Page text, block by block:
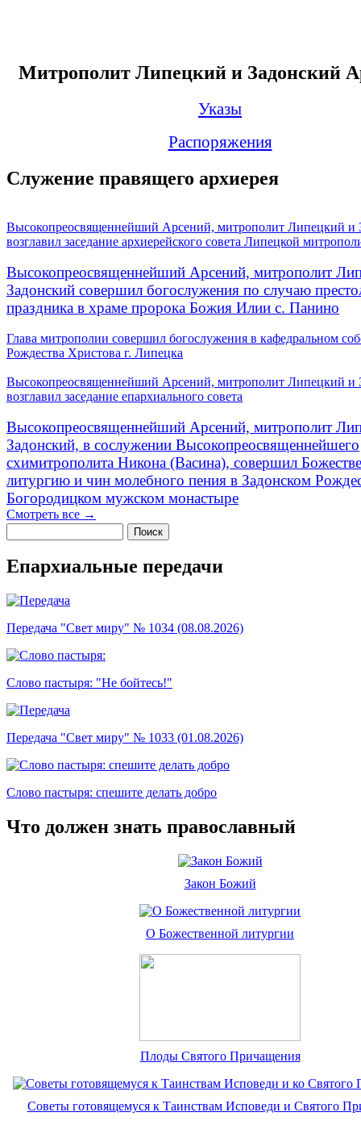
Митрополит Липецкий и Задонский
Указы
Распоряжения
Служение правящего архиерея
Высокопреосвященнейший Арсений, митрополит Липецкий и
возглавил заседание архиерейского совета Липецкой
Высокопреосвященнейший Арсений, митрополит
Задонский совершил богослужения по случаю
праздника в храме пророка Божия Илии с. Панино
Глава митрополии совершил богослужения в кафедральном
Рождества Христова г. Липецка
Высокопреосвященнейший Арсений, митрополит Липецкий и
возглавил заседание епархиального совета
Высокопреосвященнейший Арсений, митрополит
Задонский, в сослужении Высокопреосвященнейшего
схимитрополита Никона (Васина), совершил
литургию и чин молебного пения в Задонском
Богородицком мужском монастыре
Смотреть все →
Поиск
Епархиальные передачи
Передача "Свет миру" № 1034 (08.08.2026)
Слово пастыря: "Не бойтесь!"
Передача "Свет миру" № 1033 (01.08.2026)
Слово пастыря: спешите делать добро
Что должен знать православный
Закон Божий
О Божественной литургии
Плоды Святого Причащения
Советы готовящемуся к Таинствам Исповеди и Святого